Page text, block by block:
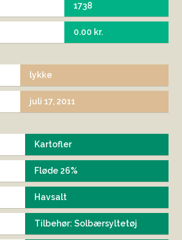
1738
0.00 kr.
lykke
juli 17, 2011
Kartofler
Fløde 26%
Havsalt
Tilbehør: Solbærsyltetøj